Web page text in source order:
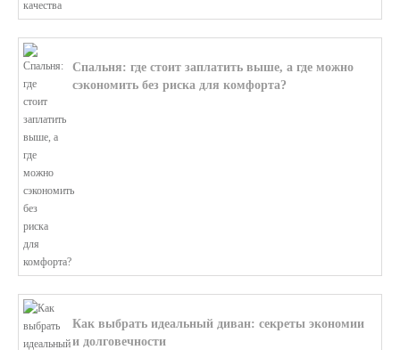
Спальня: где стоит заплатить выше, а где можно
сэкономить без риска для комфорта?
Как выбрать идеальный диван: секреты экономии
и долговечности